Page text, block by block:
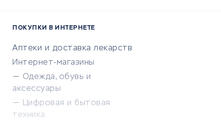
ПОКУПКИ В ИНТЕРНЕТЕ
Аптеки и доставка лекарств
Интернет-магазины
Одежда, обувь и
аксессуары
Цифровая и бытовая
техника